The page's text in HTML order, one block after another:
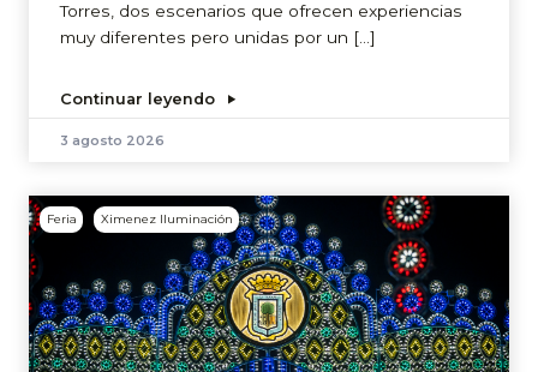
Torres, dos escenarios que ofrecen experiencias
muy diferentes pero unidas por un […]
Continuar leyendo
3 agosto 2026
Feria Ximenez Iluminación